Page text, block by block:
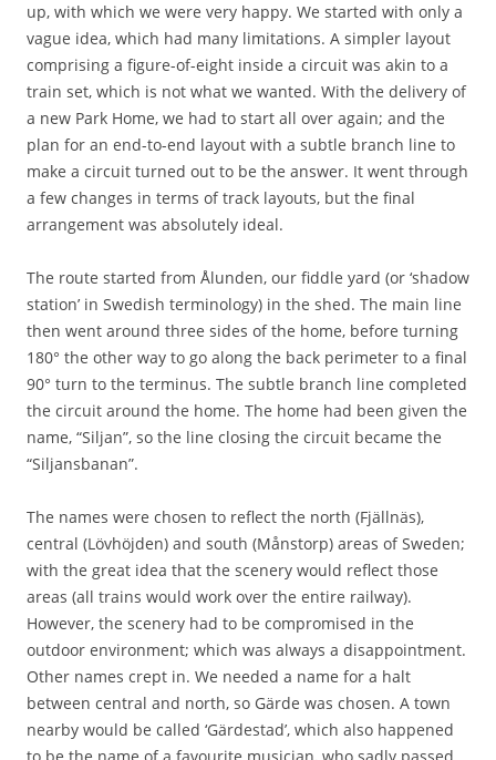
2
2
2
2
v
e
n
e
n
t
l
r
e
e
r
e
d
t
a
s
S
1
0
1
a
t
t
h
N
e
n
up, with which we were very happy. We started with only a
vague idea, which had many limitations. A simpler layout
comprising a figure-of-eight inside a circuit was akin to a
train set, which is not what we wanted. With the delivery of
a new Park Home, we had to start all over again; and the
plan for an end-to-end layout with a subtle branch line to
make a circuit turned out to be the answer. It went through
a few changes in terms of track layouts, but the final
arrangement was absolutely ideal.
The route started from Ålunden, our fiddle yard (or ‘shadow
station’ in Swedish terminology) in the shed. The main line
then went around three sides of the home, before turning
180° the other way to go along the back perimeter to a final
90° turn to the terminus. The subtle branch line completed
the circuit around the home. The home had been given the
name, “Siljan”, so the line closing the circuit became the
“Siljansbanan”.
The names were chosen to reflect the north (Fjällnäs),
central (Lövhöjden) and south (Månstorp) areas of Sweden;
with the great idea that the scenery would reflect those
areas (all trains would work over the entire railway).
However, the scenery had to be compromised in the
outdoor environment; which was always a disappointment.
Other names crept in. We needed a name for a halt
between central and north, so Gärde was chosen. A town
nearby would be called ‘Gärdestad’, which also happened